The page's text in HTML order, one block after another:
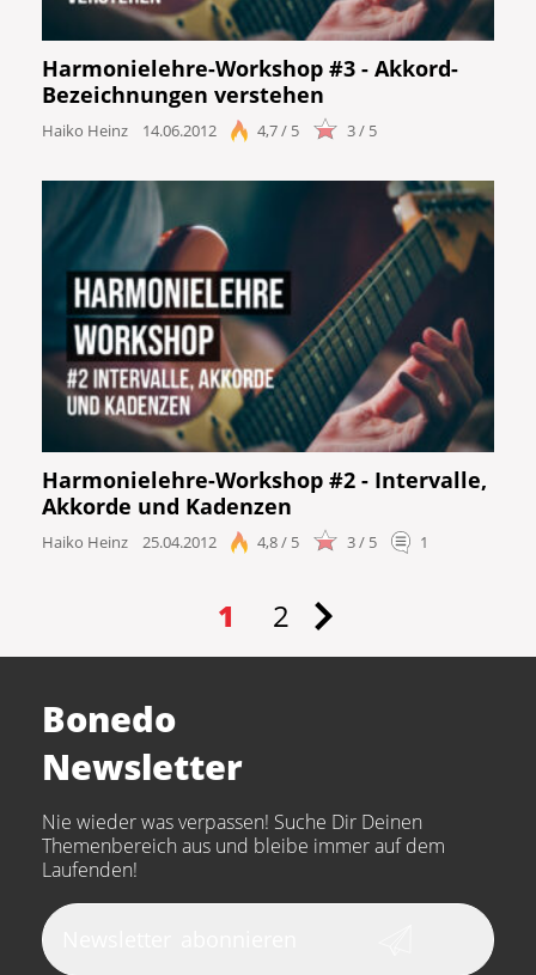
Harmonielehre-Workshop #3 - Akkord-
Bezeichnungen verstehen
Haiko Heinz 14.06.2012 4,7 / 5 3 / 5
Harmonielehre-Workshop #2 - Intervalle,
Akkorde und Kadenzen
Haiko Heinz 25.04.2012 4,8 / 5 3 / 5 1
1 2
Bonedo
Newsletter
Nie wieder was verpassen! Suche Dir Deinen
Themenbereich aus und bleibe immer auf dem
Laufenden!